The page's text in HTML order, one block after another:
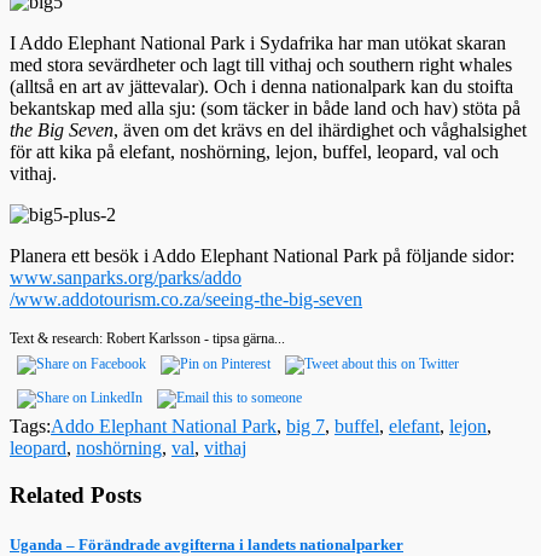
I Addo Elephant National Park i Sydafrika har man utökat skaran
med stora sevärdheter och lagt till vithaj och southern right whales
(alltså en art av jättevalar). Och i denna nationalpark kan du stoifta
bekantskap med alla sju: (som täcker in både land och hav) stöta på
the Big Seven, även om det krävs en del ihärdighet och våghalsighet
för att kika på elefant, noshörning, lejon, buffel, leopard, val och
vithaj.
Planera ett besök i Addo Elephant National Park på följande sidor:
www.sanparks.org/parks/addo
/www.addotourism.co.za/seeing-the-big-seven
Text & research: Robert Karlsson - tipsa gärna...
Tags:Addo Elephant National Park, big 7, buffel, elefant, lejon,
leopard, noshörning, val, vithaj
Related Posts
Uganda – Förändrade avgifterna i landets nationalparker